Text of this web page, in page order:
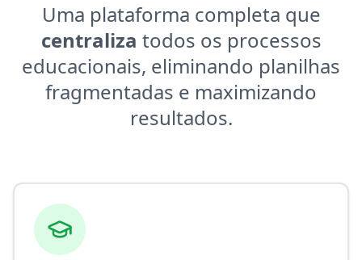
Uma plataforma completa que
centraliza todos os processos
educacionais, eliminando planilhas
fragmentadas e maximizando
resultados.